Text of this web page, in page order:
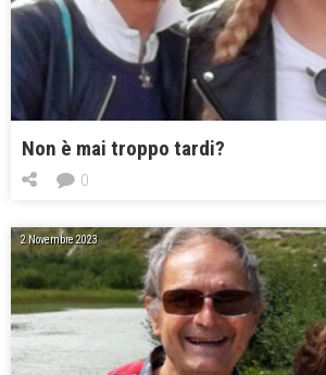
Non è mai troppo tardi?
0
2 Novembre 2023